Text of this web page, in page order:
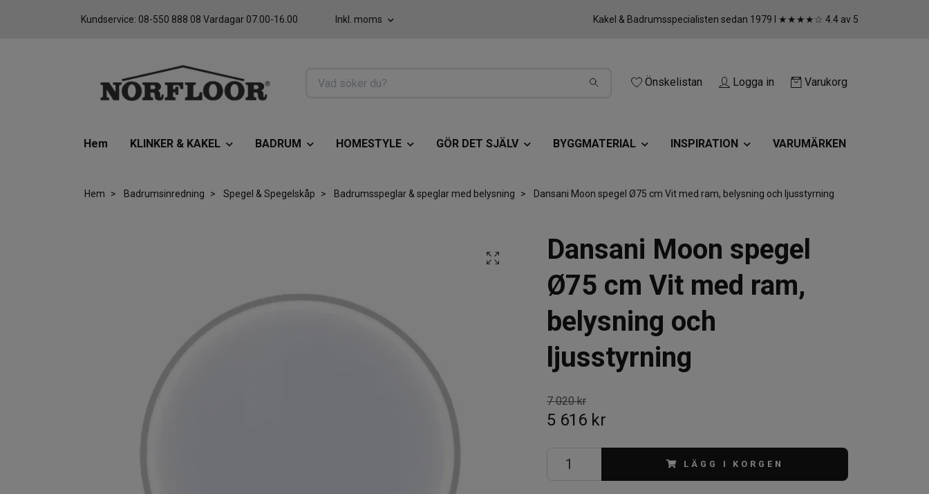
Kundservice: 08-550 888 08 Vardagar 07.00-16.00 Inkl. moms Kakel & Badrumsspecialisten sedan 1979 I ★★★★☆ 4.4 av 5
Önskelistan Logga in Varukorg
Hem KLINKER & KAKEL BADRUM HOMESTYLE GÖR DET SJÄLV BYGGMATERIAL INSPIRATION VARUMÄRKEN
Hem Badrumsinredning Spegel & Spegelskåp Badrumsspeglar & speglar med belysning Dansani Moon spegel Ø75 cm Vit med ram, belysning och ljusstyrning
Dansani Moon spegel
Ø75 cm Vit med ram,
belysning och
ljusstyrning
7 020 kr
5 616 kr
LÄGG I KORGEN